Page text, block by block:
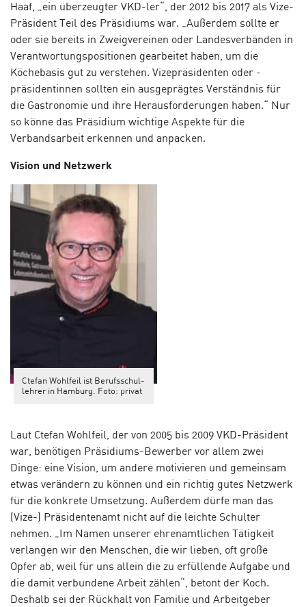
Haaf, „ein überzeugter VKD-ler“, der 2012 bis 2017 als Vize-
Präsident Teil des Präsidiums war. „Außerdem sollte er
oder sie bereits in Zweigvereinen oder Landesverbänden in
Verantwortungspositionen gearbeitet haben, um die
Köchebasis gut zu verstehen. Vizepräsidenten oder -
präsidentinnen sollten ein ausgeprägtes Verständnis für
die Gastronomie und ihre Herausforderungen haben.“ Nur
so könne das Präsidium wichtige Aspekte für die
Verbandsarbeit erkennen und anpacken.
Vision und Netzwerk
Ctefan Wohlfeil ist Berufsschul-
lehrer in Hamburg. Foto: privat
Laut Ctefan Wohlfeil, der von 2005 bis 2009 VKD-Präsident
war, benötigen Präsidiums-Bewerber vor allem zwei
Dinge: eine Vision, um andere motivieren und gemeinsam
etwas verändern zu können und ein richtig gutes Netzwerk
für die konkrete Umsetzung. Außerdem dürfe man das
(Vize-) Präsidentenamt nicht auf die leichte Schulter
nehmen. „Im Namen unserer ehrenamtlichen Tätigkeit
verlangen wir den Menschen, die wir lieben, oft große
Opfer ab, weil für uns allein die zu erfüllende Aufgabe und
die damit verbundene Arbeit zählen“, betont der Koch.
Deshalb sei der Rückhalt von Familie und Arbeitgeber